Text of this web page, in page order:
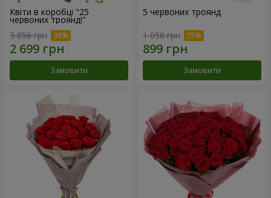
Квіти в коробці "25
червоних троянд!"
3 856 грн
Замовити
5 червоних троянд
1 058 грн
Замовити